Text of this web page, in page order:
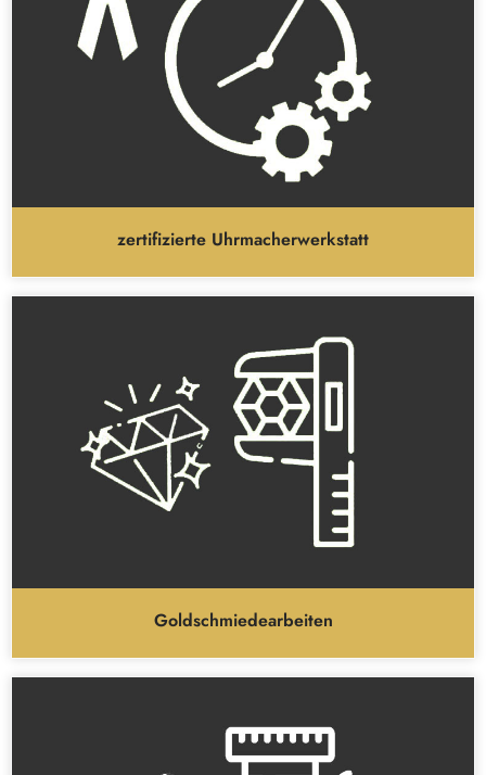
zertifizierte Uhrmacherwerkstatt
Goldschmiedearbeiten